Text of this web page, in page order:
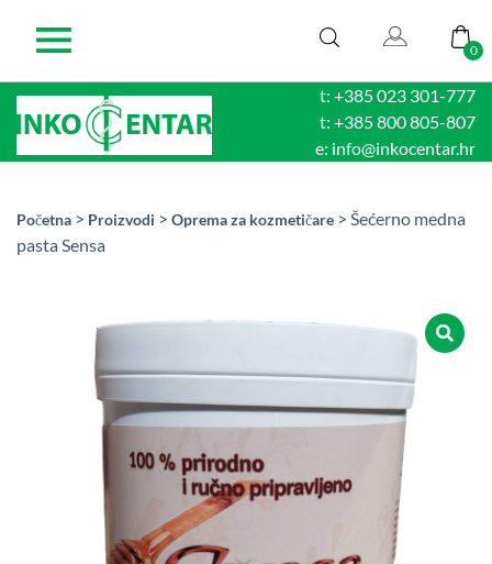
0
t: +385 023 301-777
t: +385 800 805-807
e: info@inkocentar.hr
Početna > Proizvodi > Oprema za kozmetičare > Šećerno medna
pasta Sensa